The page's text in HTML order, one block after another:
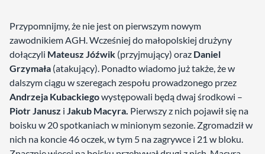
Przypomnijmy, że nie jest on pierwszym nowym
zawodnikiem AGH. Wcześniej do małopolskiej drużyny
dołączyli Mateusz Jóźwik (przyjmujący) oraz Daniel
Grzymała (atakujący). Ponadto wiadomo już także, że w
dalszym ciągu w szeregach zespołu prowadzonego przez
Andrzeja Kubackiegowystępowali będą dwaj środkowi –
Piotr Janusz i Jakub Macyra. Pierwszy z nich pojawił się na
boisku w 20 spotkaniach w minionym sezonie. Zgromadził w
nich na koncie 46 oczek, w tym 5 na zagrywce i 21 w bloku.